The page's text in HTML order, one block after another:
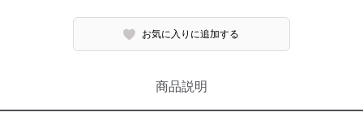
お気に入りに追加する
商品説明